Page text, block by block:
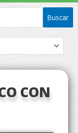
Buscar
CON